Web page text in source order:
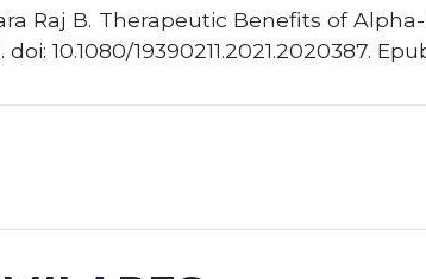
Raj B. Therapeutic Benefits of
10.1080/19390211.2021.2020387.